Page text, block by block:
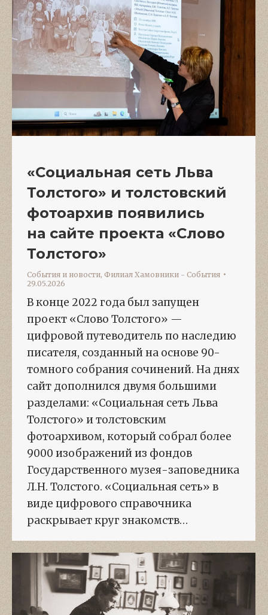
«Социальная сеть Льва
Толстого» и толстовский
фотоархив появились
на сайте проекта «Слово
Толстого»
События и новости, Филиал Хамовники - События
29.05.2026
В конце 2022 года был запущен
проект «Слово Толстого» —
цифровой путеводитель по наследию
писателя, созданный на основе 90-
томного собрания сочинений. На днях
сайт дополнился двумя большими
разделами: «Социальная сеть Льва
Толстого» и толстовским
фотоархивом, который собрал более
9000 изображений из фондов
Государственного музея-заповедника
Л.Н. Толстого. «Социальная сеть» в
виде цифрового справочника
раскрывает круг знакомств…